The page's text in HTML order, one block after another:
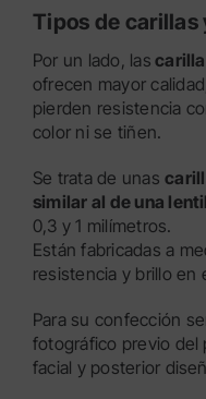
Tipos de carillas
Por un lado, las
ofrecen mayor
pierden resistencia
color ni se tiñen.
Se trata de unas
similar al de una
0,3 y 1 milímetros.
Están fabricadas a
resistencia y brillo en
Para su confección
fotográfico previo del
facial y posterior